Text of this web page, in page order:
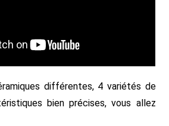
différentes, 4 variétés de
bien précises, vous allez